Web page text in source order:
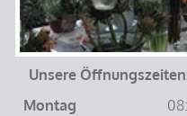
Unsere
Montag